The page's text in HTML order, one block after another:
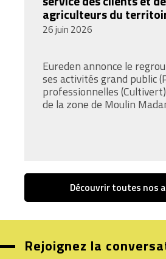
agriculteurs du
26 juin 2026
Eureden annonce le
ses activités grand public
professionnelles
de la zone de Moulin
Découvrir toutes nos
Rejoignez la